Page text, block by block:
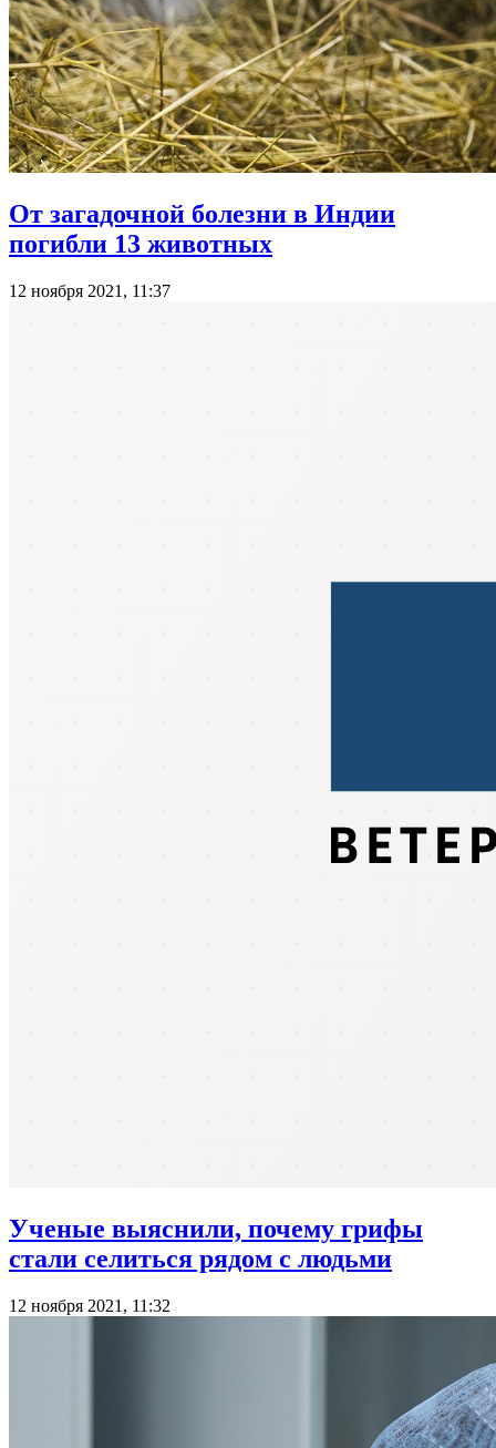
От загадочной болезни в Индии
погибли 13 животных
12 ноября 2021, 11:37
Ученые выяснили, почему грифы
стали селиться рядом с людьми
12 ноября 2021, 11:32